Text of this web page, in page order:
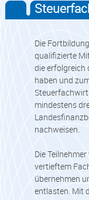
Die
qualifizierte
die erfolgreich
haben und
mindestens
nachweisen.
Die
vertieftem
übernehmen
entlasten. Mit